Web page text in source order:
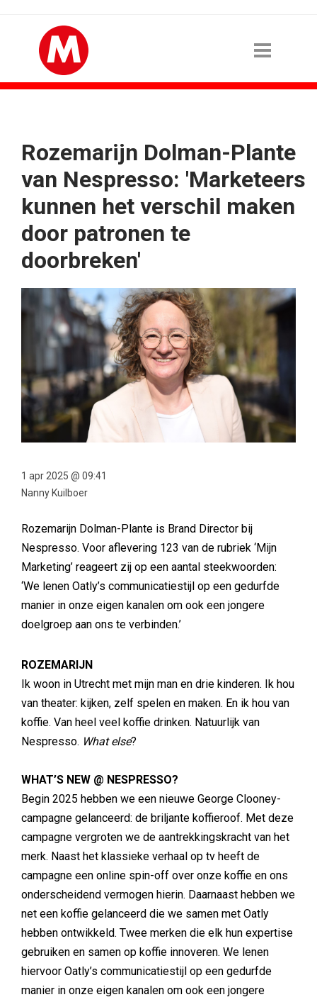
Rozemarijn Dolman-Plante
van Nespresso: 'Marketeers
kunnen het verschil maken
door patronen te
doorbreken'
1 apr 2025 @ 09:41
Nanny Kuilboer
Rozemarijn Dolman-Plante is Brand Director bij
Nespresso. Voor aflevering 123 van de rubriek ‘Mijn
Marketing’ reageert zij op een aantal steekwoorden:
‘We lenen Oatly’s communicatiestijl op een gedurfde
manier in onze eigen kanalen om ook een jongere
doelgroep aan ons te verbinden.’
ROZEMARIJN
Ik woon in Utrecht met mijn man en drie kinderen. Ik hou
van theater: kijken, zelf spelen en maken. En ik hou van
koffie. Van heel veel koffie drinken. Natuurlijk van
Nespresso. What else?
WHAT’S NEW @ NESPRESSO?
Begin 2025 hebben we een nieuwe George Clooney-
campagne gelanceerd: de briljante koffieroof. Met deze
campagne vergroten we de aantrekkingskracht van het
merk. Naast het klassieke verhaal op tv heeft de
campagne een online spin-off over onze koffie en ons
onderscheidend vermogen hierin. Daarnaast hebben we
net een koffie gelanceerd die we samen met Oatly
hebben ontwikkeld. Twee merken die elk hun expertise
gebruiken en samen op koffie innoveren. We lenen
hiervoor Oatly’s communicatiestijl op een gedurfde
manier in onze eigen kanalen om ook een jongere